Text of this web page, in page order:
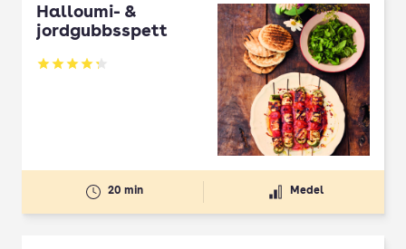
Halloumi- &
jordgubbsspett
Betyg: 4.3 av 5
20 min Medel